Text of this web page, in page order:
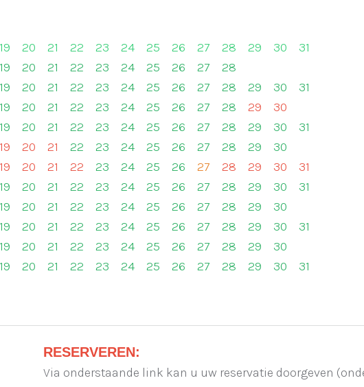
19 20 21 22 23 24 25 26 27 28 29 30
31
19 20 21 22 23 24 25 26 27
28
19 20 21 22 23 24 25 26 27 28 29 30
31
19 20 21 22 23 24 25 26 27 28 29
30
19 20 21 22 23 24 25 26 27 28 29 30
31
19 20 21 22 23 24 25 26 27 28 29
30
19 20 21 22 23 24 25 26 27 28 29 30
31
19 20 21 22 23 24 25 26 27 28 29 30
31
19 20 21 22 23 24 25 26 27 28 29
30
19 20 21 22 23 24 25 26 27 28 29 30
31
19 20 21 22 23 24 25 26 27 28 29
30
19 20 21 22 23 24 25 26 27 28 29 30 31
RESERVEREN:
Via onderstaande link kan u uw reservatie doorgeven